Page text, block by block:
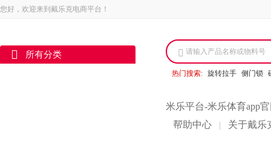
您好，欢迎来到戴乐克电商平台！
所有分类 请输入产品名称或物料号
热门搜索: 旋转拉手 侧门锁
米乐平台-米乐体育app
帮助中心
关于戴乐